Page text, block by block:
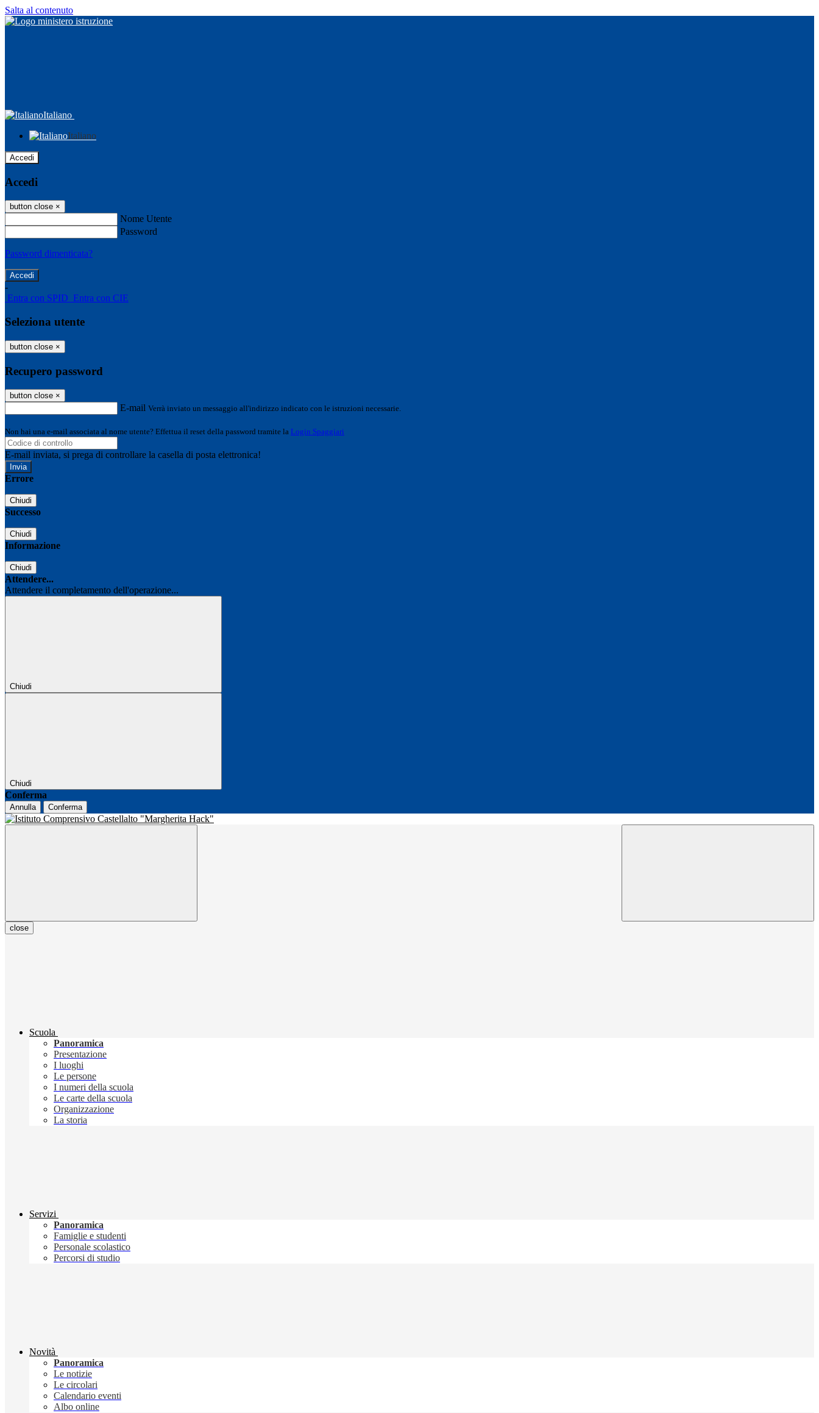
Salta al contenuto
Italiano
Italiano
Accedi
Accedi
button close ×
Nome Utente
Password
Password dimenticata?
-
Entra con SPID Entra con CIE
Seleziona utente
button close ×
Recupero password
button close ×
E-mail Verrà inviato un messaggio all'indirizzo indicato con le istruzioni necessarie.
Non hai una e-mail associata al nome utente? Effettua il reset della password tramite la Login Spaggiari
E-mail inviata, si prega di controllare la casella di posta elettronica!
Errore
Chiudi
Successo
Chiudi
Informazione
Chiudi
Attendere...
Attendere il completamento dell'operazione...
Chiudi
Chiudi
Conferma
Annulla Conferma
close
Scuola
Panoramica
Presentazione
I luoghi
Le persone
I numeri della scuola
Le carte della scuola
Organizzazione
La storia
Servizi
Panoramica
Famiglie e studenti
Personale scolastico
Percorsi di studio
Novità
Panoramica
Le notizie
Le circolari
Calendario eventi
Albo online